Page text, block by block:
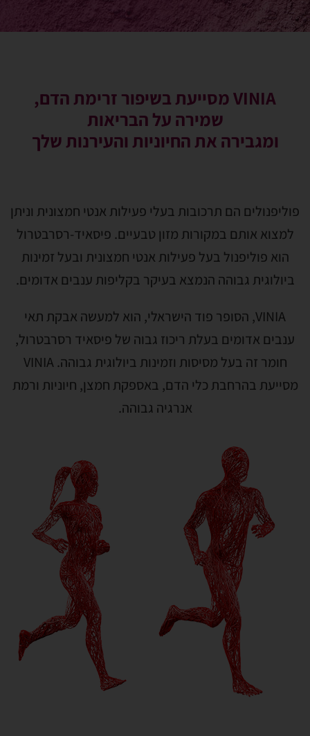
VINIA מסייעת בשיפור זרימת הדם,
שמירה על הבריאות
ומגבירה את החיוניות והעירנות שלך
פוליפנולים הם תרכובות בעלי פעילות אנטי חמצונית וניתן
למצוא אותם במקורות מזון טבעיים. פיסאיד-רסרבטרול
הוא פוליפנול בעל פעילות אנטי חמצונית ובעל זמינות
ביולוגית גבוהה הנמצא בעיקר בקליפות ענבים אדומים.
VINIA, הסופר פוד הישראלי, הוא למעשה אבקת תאי
ענבים אדומים בעלת ריכוז גבוה של פיסאיד רסרבטרול,
חומר זה בעל מסיסות וזמינות ביולוגית גבוהה. VINIA
מסייעת בהרחבת כלי הדם, באספקת חמצן, חיוניות ורמת
אנרגיה גבוהה.